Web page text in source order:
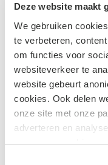
Deze website maakt
We gebruiken
te verbeteren,
om functies voor
websiteverkeer te
website gebeurt
cookies. Ook delen
onze site met onze
adverteren en
Artikel in de
Cybersecurity
Interview in T-
27-01-2026
Artikel in de
Cybersecurity
Artikel “Data
kansen” in